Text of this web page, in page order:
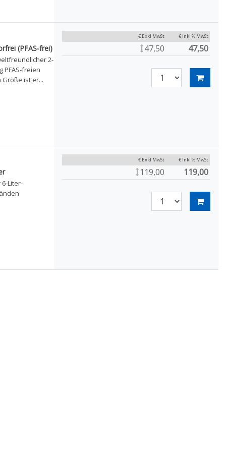
(PFAS-frei)
2-
PFAS-freien
ist er...
€ Exkl MwSt € Inkl % MwSt
47,50 47,50
Liter-
€ Exkl MwSt € Inkl % MwSt
119,00 119,00